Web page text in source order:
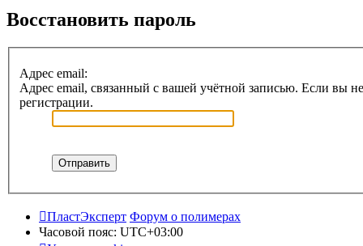
Восстановить пароль
Адрес email:
Адрес email, связанный с вашей учётной записью. Если вы
регистрации.
ПластЭксперт Форум о полимерах
Часовой пояс: UTC+03:00